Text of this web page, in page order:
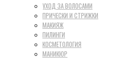
УХОД ЗА ВОЛОСАМИ
ПРИЧЕСКИ И СТРИЖКИ
МАКИЯЖ
ПИЛИНГИ
КОСМЕТОЛОГИЯ
МАНИКЮР